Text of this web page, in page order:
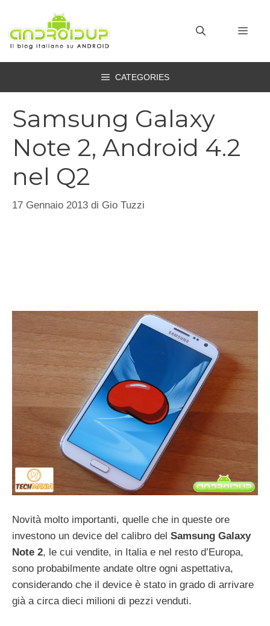
contenuto
CATEGORIES
Samsung Galaxy
Note 2, Android 4.2
nel Q2
17 Gennaio 2013 di Gio Tuzzi
Novità molto importanti, quelle che in queste ore
investono un device del calibro del Samsung Galaxy
Note 2, le cui vendite, in Italia e nel resto d’Europa,
sono probabilmente andate oltre ogni aspettativa,
considerando che il device è stato in grado di arrivare
già a circa dieci milioni di pezzi venduti.